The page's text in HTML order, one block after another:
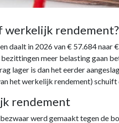
werkelijk rendement?
daalt in 2026 van € 57.684 naar
meer belasting gaan
lager is dan het eerder
het werkelijk rendement) schuift
rendement
werd gemaakt tegen de